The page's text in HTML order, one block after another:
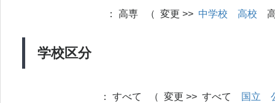
学校区分
： 高専 （ 変更 >> 中学校 高校
： すべて （ 変更 >> すべて 国立